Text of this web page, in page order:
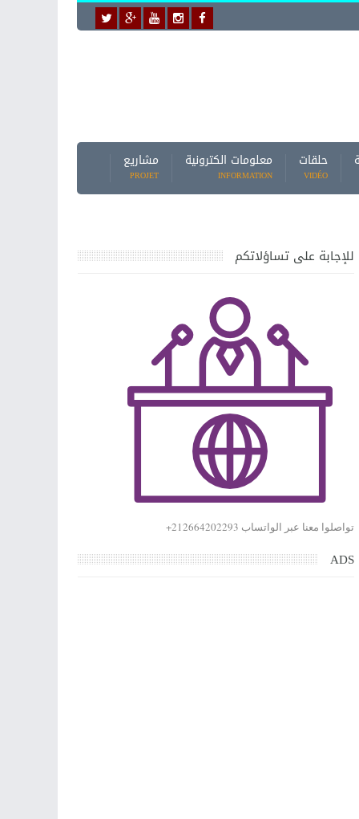
حلقات
VIDÉO
معلومات الكترونية
INFORMATION
مشاريع
PROJET
للإجابة على تساؤلاتكم
تواصلوا معنا عبر الواتساب 212664202293+
ADS